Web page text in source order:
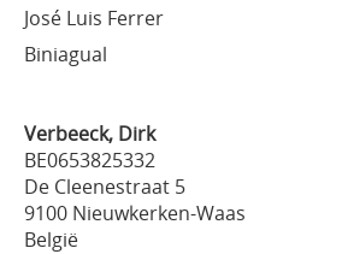
José Luis Ferrer
Biniagual
Verbeeck, Dirk
BE0653825332
De Cleenestraat 5
9100 Nieuwkerken-Waas
België